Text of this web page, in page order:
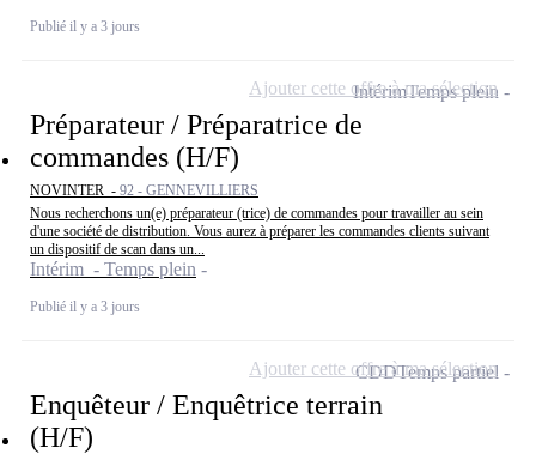
Publié il y a 3 jours
Préparateur / Préparatrice de
commandes (H/F)
NOVINTER - 92 - GENNEVILLIERS
Nous recherchons un(e) préparateur (trice) de commandes pour travailler au sein
d'une société de distribution. Vous aurez à préparer les commandes clients suivant
un dispositif de scan dans un...
Intérim - Temps plein
Publié il y a 3 jours
IntérimTemps plein
Ajouter cette offre à ma sélection
Enquêteur / Enquêtrice terrain
(H/F)
CDDTemps partiel
Ajouter cette offre à ma sélection